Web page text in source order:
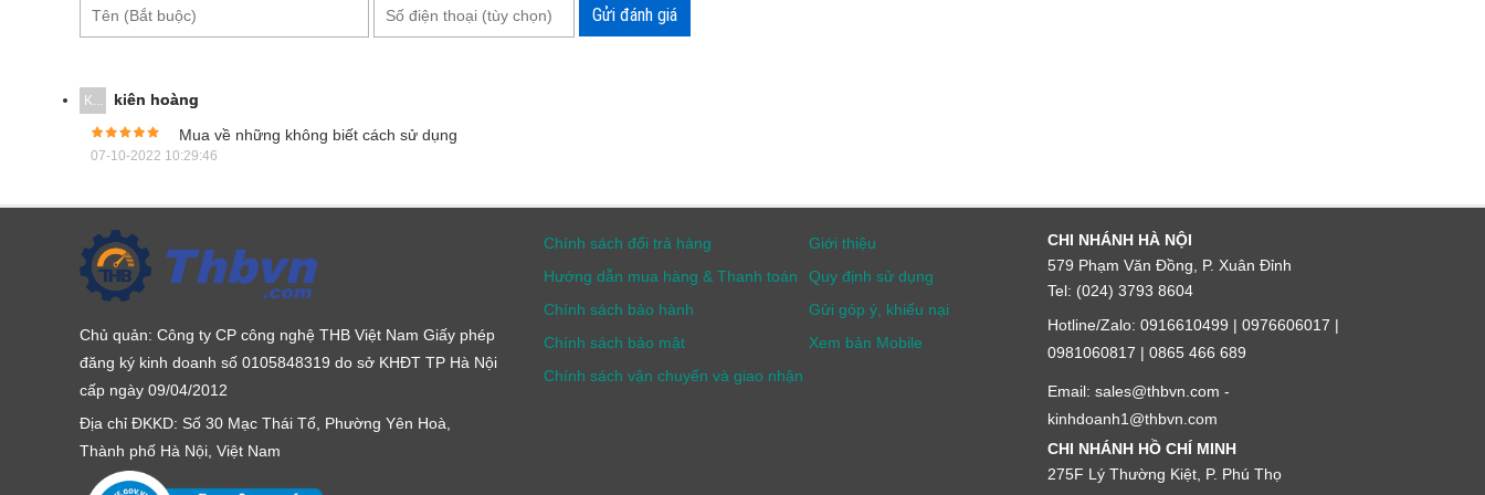
tiet/khuc-xa-ke-do-do-ngot-4-alpha-atagođể nhận được nhiều ưu đãi hấp dẫn.
Gửi đánh giá
K...
kiên hoàng
Mua về những không biết cách sử dụng
07-10-2022 10:29:46
Chủ quản: Công ty CP công nghệ THB Việt Nam Giấy phép
đăng ký kinh doanh số 0105848319 do sở KHĐT TP Hà Nội
cấp ngày 09/04/2012
Địa chỉ ĐKKD: Số 30 Mạc Thái Tổ, Phường Yên Hoà,
Thành phố Hà Nội, Việt Nam
Chính sách đổi trả hàng
Hướng dẫn mua hàng & Thanh toán
Chính sách bảo hành
Chính sách bảo mật
Chính sách vận chuyển và giao nhận
Giới thiệu
Quy định sử dụng
Gửi góp ý, khiếu nại
Xem bản Mobile
CHI NHÁNH HÀ NỘI
579 Phạm Văn Đồng, P. Xuân Đỉnh
Tel: (024) 3793 8604
Hotline/Zalo: 0916610499 | 0976606017 |
0981060817 | 0865 466 689
Email: sales@thbvn.com -
kinhdoanh1@thbvn.com
CHI NHÁNH HỒ CHÍ MINH
275F Lý Thường Kiệt, P. Phú Thọ